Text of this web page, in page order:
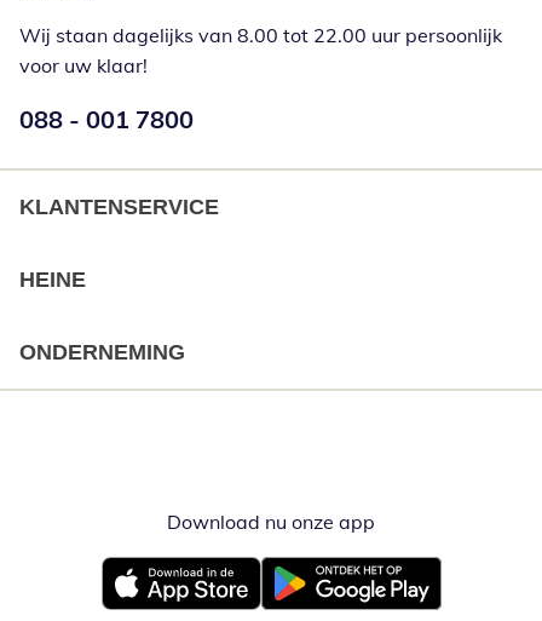
Wij staan dagelijks van 8.00 tot 22.00 uur persoonlijk
voor uw klaar!
Telefoonnummer:
088 - 001 7800
KLANTENSERVICE
HEINE
ONDERNEMING
Download nu onze app
Opent in nieuw vensterOpent in nieuw venster